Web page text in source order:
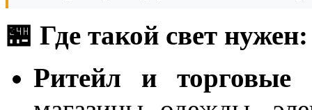
🏪 Где такой свет нужен:
Ритейл и торговые